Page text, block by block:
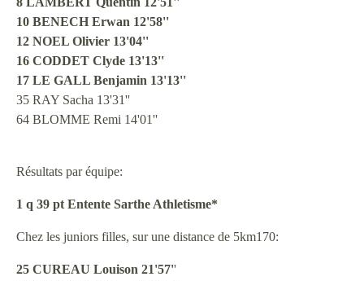
10 BENECH Erwan 12'58''
12 NOEL Olivier 13'04''
16 CODDET Clyde 13'13''
17 LE GALL Benjamin 13'13''
35 RAY Sacha 13'31''
64 BLOMME Remi 14'01''
Résultats par équipe:
1 q 39 pt Entente Sarthe Athletisme*
Chez les juniors filles, sur une distance de 5km170:
25 CUREAU Louison 21'57''